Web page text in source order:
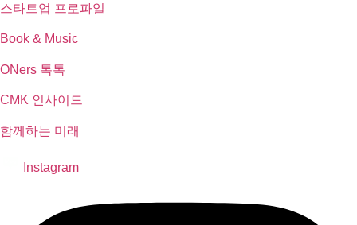
스타트업 프로파일
Book & Music
ONers 톡톡
CMK 인사이드
함께하는 미래
Instagram